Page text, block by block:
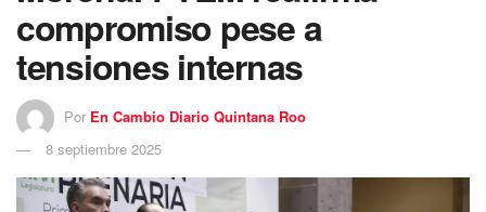
compromiso pese a
tensiones internas
Por En Cambio Diario Quintana Roo
8 septiembre 2025